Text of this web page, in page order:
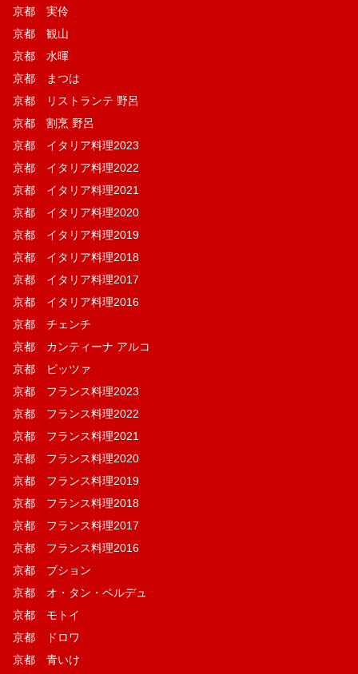
京都 実伶
京都 観山
京都 水暉
京都 まつは
京都 リストランテ 野呂
京都 割烹 野呂
京都 イタリア料理2023
京都 イタリア料理2022
京都 イタリア料理2021
京都 イタリア料理2020
京都 イタリア料理2019
京都 イタリア料理2018
京都 イタリア料理2017
京都 イタリア料理2016
京都 チェンチ
京都 カンティーナ アルコ
京都 ピッツァ
京都 フランス料理2023
京都 フランス料理2022
京都 フランス料理2021
京都 フランス料理2020
京都 フランス料理2019
京都 フランス料理2018
京都 フランス料理2017
京都 フランス料理2016
京都 ブション
京都 オ・タン・ペルデュ
京都 モトイ
京都 ドロワ
京都 青いけ